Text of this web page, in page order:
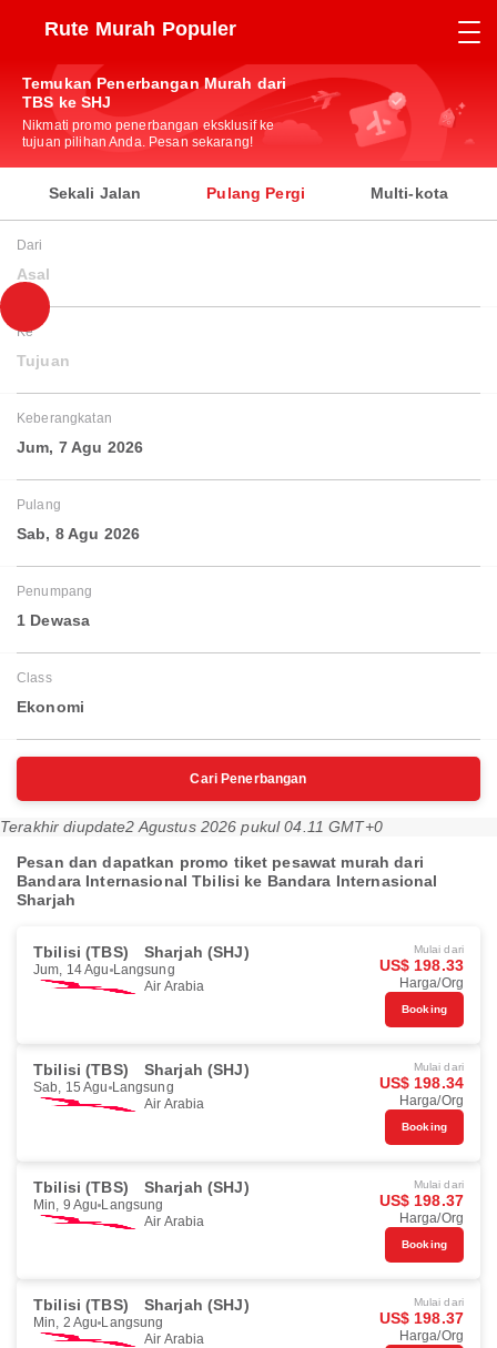
Rute Murah Populer
Temukan Penerbangan Murah dari
TBS ke SHJ
Nikmati promo penerbangan eksklusif ke
tujuan pilihan Anda. Pesan sekarang!
Sekali Jalan Pulang Pergi Multi-kota
Dari
Asal
Ke
Tujuan
Keberangkatan
Jum, 7 Agu 2026
Pulang
Sab, 8 Agu 2026
Penumpang
1 Dewasa
Class
Ekonomi
Cari Penerbangan
Terakhir diupdate2 Agustus 2026 pukul 04.11 GMT+0
Pesan dan dapatkan promo tiket pesawat murah dari
Bandara Internasional Tbilisi ke Bandara Internasional
Sharjah
Tbilisi (TBS) Sharjah (SHJ)
Jum, 14 Agu Langsung
Air Arabia
Mulai dari
US$ 198.33
Harga/Org
Booking
Tbilisi (TBS) Sharjah (SHJ)
Sab, 15 Agu Langsung
Air Arabia
Mulai dari
US$ 198.34
Harga/Org
Booking
Tbilisi (TBS) Sharjah (SHJ)
Min, 9 Agu Langsung
Air Arabia
Mulai dari
US$ 198.37
Harga/Org
Booking
Tbilisi (TBS) Sharjah (SHJ)
Min, 2 Agu Langsung
Air Arabia
Mulai dari
US$ 198.37
Harga/Org